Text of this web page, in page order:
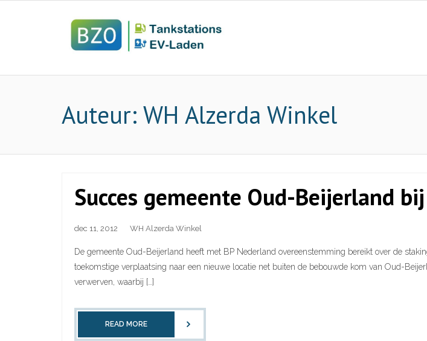
Auteur: WH Alzerda Winkel
Succes gemeente Oud-Beijerland
dec 11, 2012 WH Alzerda Winkel
De gemeente Oud-Beijerland heeft met BP Nederland overeenstemming bereikt over de
toekomstige verplaatsing naar een nieuwe locatie net buiten de bebouwde kom van Oud-
verwerven, waarbij […]
READ MORE